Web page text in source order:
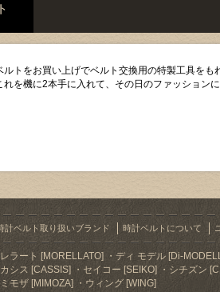
ルトをお買い上げでベルト交換用の特製工具をも
れを機に2本手に入れて、その日のファッション
計ベルト取り扱いブランド 時計ベルトについて
ラート [MORELLATO]
ディ モデル [Di-
カシス [CASSIS]
セイコー [SEIKO]
シチズン
ミモザ [MIMOZA]
ウィング [WING]